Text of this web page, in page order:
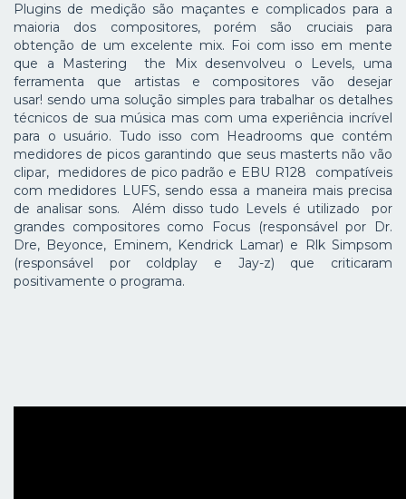
Plugins de medição são maçantes e complicados para a
maioria dos compositores, porém são cruciais para
obtenção de um excelente mix. Foi com isso em mente
que a Mastering the Mix desenvolveu o Levels, uma
ferramenta que artistas e compositores vão desejar
usar! sendo uma solução simples para trabalhar os detalhes
técnicos de sua música mas com uma experiência incrível
para o usuário. Tudo isso com Headrooms que contém
medidores de picos garantindo que seus masterts não vão
clipar, medidores de pico padrão e EBU R128 compatíveis
com medidores LUFS, sendo essa a maneira mais precisa
de analisar sons. Além disso tudo Levels é utilizado por
grandes compositores como Focus (responsável por Dr.
Dre, Beyonce, Eminem, Kendrick Lamar) e Rlk Simpsom
(responsável por coldplay e Jay-z) que criticaram
positivamente o programa.